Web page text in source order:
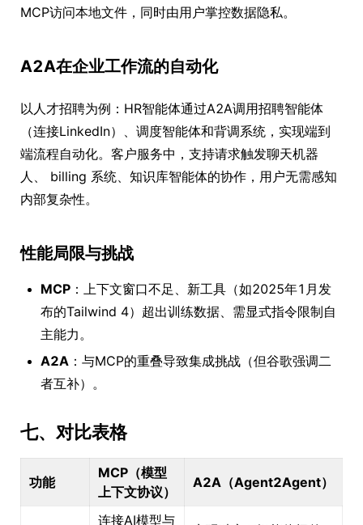
MCP访问本地文件，同时由用户掌控数据隐私。
A2A在企业工作流的自动化
以人才招聘为例：HR智能体通过A2A调用招聘智能体
（连接LinkedIn）、调度智能体和背调系统，实现端到
端流程自动化。客户服务中，支持请求触发聊天机器
人、 billing 系统、知识库智能体的协作，用户无需感知
内部复杂性。
性能局限与挑战
MCP ：上下文窗口不足、新工具（如2025年1月发
布的Tailwind 4）超出训练数据、需显式指令限制自
主能力。
A2A ：与MCP的重叠导致集成挑战（但谷歌强调二
者互补）。
七、对比表格
功能
MCP（模型
上下文协议）
A2A（Agent2Agent）
连接AI模型与